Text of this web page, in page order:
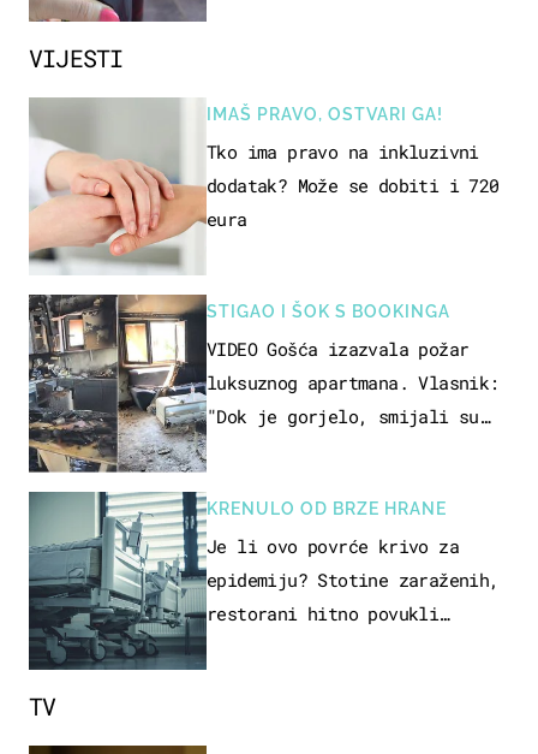
VIJESTI
IMAŠ PRAVO, OSTVARI GA!
Tko ima pravo na inkluzivni
dodatak? Može se dobiti i 720
eura
STIGAO I ŠOK S BOOKINGA
VIDEO Gošća izazvala požar
luksuznog apartmana. Vlasnik:
"Dok je gorjelo, smijali su
KRENULO OD BRZE HRANE
Je li ovo povrće krivo za
epidemiju? Stotine zaraženih,
restorani hitno povukli
TV